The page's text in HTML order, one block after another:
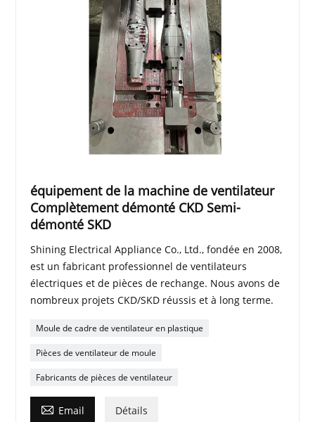
équipement de la machine de ventilateur
Complètement démonté CKD Semi-
démonté SKD
Shining Electrical Appliance Co., Ltd., fondée en 2008,
est un fabricant professionnel de ventilateurs
électriques et de pièces de rechange. Nous avons de
nombreux projets CKD/SKD réussis et à long terme.
Moule de cadre de ventilateur en plastique
Pièces de ventilateur de moule
Fabricants de pièces de ventilateur
 Email Détails